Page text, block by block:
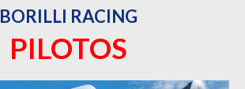
BORILLI RACING
PILOTOS